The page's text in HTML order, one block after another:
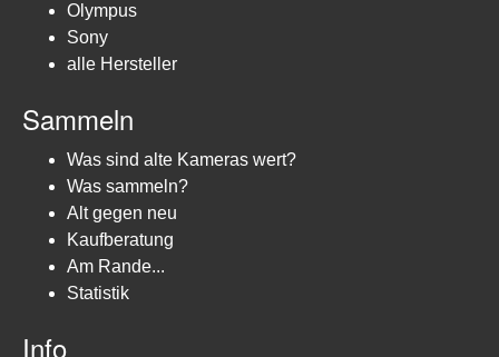
Olympus
Sony
alle Hersteller
Sammeln
Was sind alte Kameras wert?
Was sammeln?
Alt gegen neu
Kaufberatung
Am Rande...
Statistik
Info